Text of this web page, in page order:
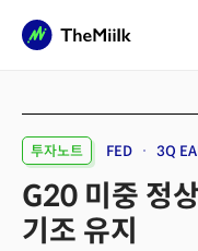
투자노트 FED 3Q
G20 미중 정
기조 유지